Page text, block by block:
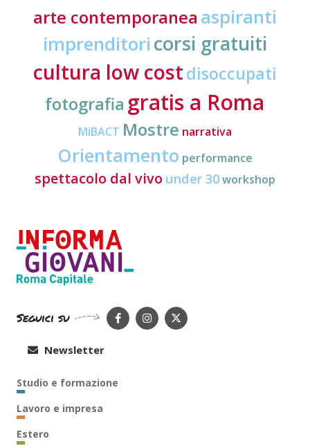
arte contemporanea aspiranti
imprenditori corsi gratuiti
cultura low costdisoccupati
fotografia gratis a Roma
MiBACT Mostre narrativa
Orientamento performance
spettacolo dal vivo under 30workshop
Seguici su
Newsletter
Studio e formazione
Lavoro e impresa
Estero